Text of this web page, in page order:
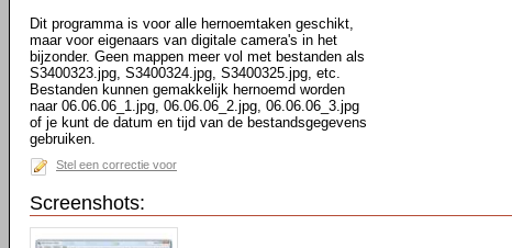
Dit programma is voor alle hernoemtaken geschikt,
maar voor eigenaars van digitale camera's in het
bijzonder. Geen mappen meer vol met bestanden als
S3400323.jpg, S3400324.jpg, S3400325.jpg, etc.
Bestanden kunnen gemakkelijk hernoemd worden
naar 06.06.06_1.jpg, 06.06.06_2.jpg, 06.06.06_3.jpg
of je kunt de datum en tijd van de bestandsgegevens
gebruiken.
Stel een correctie voor
Screenshots: